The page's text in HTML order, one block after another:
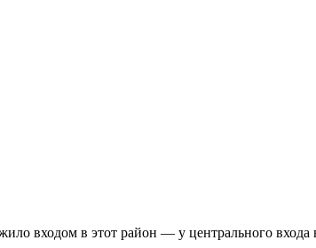
входом в этот район — у центрального